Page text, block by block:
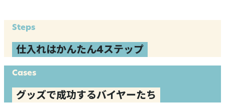
Steps
仕入れはかんたん4ステップ
Cases
グッズで成功するバイヤーたち